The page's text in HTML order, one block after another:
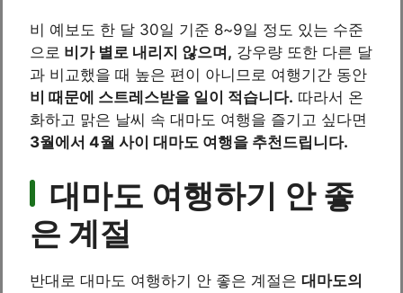
비 예보도 한 달 30일 기준 8~9일 정도 있는 수준
으로 비가 별로 내리지 않으며, 강우량 또한 다른 달
과 비교했을 때 높은 편이 아니므로 여행기간 동안
비 때문에 스트레스받을 일이 적습니다. 따라서 온
화하고 맑은 날씨 속 대마도 여행을 즐기고 싶다면
3월에서 4월 사이 대마도 여행을 추천드립니다.
대마도 여행하기 안 좋
은 계절
반대로 대마도 여행하기 안 좋은 계절은 대마도의